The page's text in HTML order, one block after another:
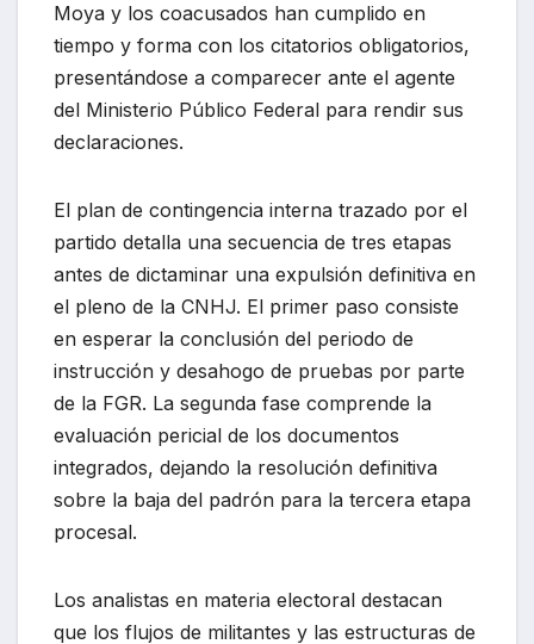
Moya y los coacusados han cumplido en
tiempo y forma con los citatorios obligatorios,
presentándose a comparecer ante el agente
del Ministerio Público Federal para rendir sus
declaraciones.
El plan de contingencia interna trazado por el
partido detalla una secuencia de tres etapas
antes de dictaminar una expulsión definitiva en
el pleno de la CNHJ. El primer paso consiste
en esperar la conclusión del periodo de
instrucción y desahogo de pruebas por parte
de la FGR. La segunda fase comprende la
evaluación pericial de los documentos
integrados, dejando la resolución definitiva
sobre la baja del padrón para la tercera etapa
procesal.
Los analistas en materia electoral destacan
que los flujos de militantes y las estructuras de